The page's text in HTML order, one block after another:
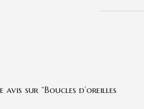
avis sur “Boucles d’oreilles